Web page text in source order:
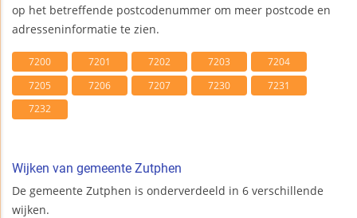
op het betreffende postcodenummer om meer postcode en
adresseninformatie te zien.
7200 7201 7202 7203
7204
7205
7206 7207 7230
7231
7232
Wijken van gemeente Zutphen
De gemeente Zutphen is onderverdeeld in 6 verschillende
wijken.